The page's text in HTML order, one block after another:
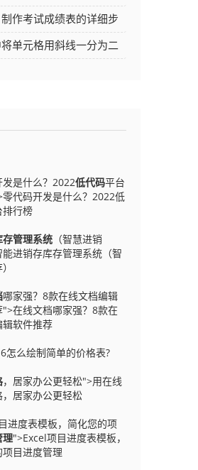
作考试成绩表的详细步
单元格用斜线一分为二
发是什么？2022低代码平台
代码开发是什么？2022低
排行榜
存管理系统 （智慧进销
进销存库存管理系统（智
哪家强？8款在线文档编辑
">在线文档哪家强？8款在
软件推荐
怎么绘制简单的价格表?
，居家办公更轻松">用在线
，居家办公更轻松
进度表模板，简化您的项
理">Excel项目进度表模板，
目进度管理